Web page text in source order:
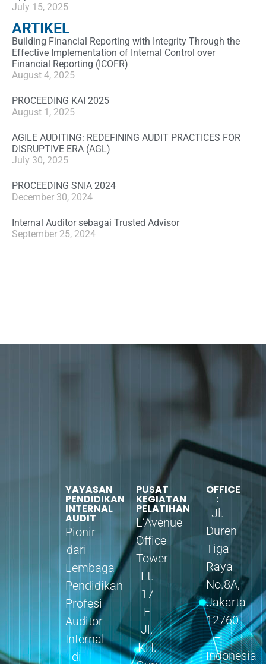
July 15, 2025
ARTIKEL
Building Financial Reporting with Integrity Through the
Effective Implementation of Internal Control over
Financial Reporting (ICOFR)
August 4, 2025
PROCEEDING KAI 2025
August 1, 2025
AGILE AUDITING: REDEFINING AUDIT PRACTICES FOR
DISRUPTIVE ERA (AGL)
July 30, 2025
PROCEEDING SNIA 2024
December 30, 2024
Internal Auditor sebagai Trusted Advisor
September 25, 2024
YAYASAN
PENDIDIKAN
INTERNAL
AUDIT
Pionir
dari
Lembaga
Pendidikan
Profesi
Auditor
Internal
di
PUSAT
KEGIATAN
PELATIHAN
L’Avenue
Office
Tower
Lt.
17
F
Jl.
KH.
OFFICE
:
Jl.
Duren
Tiga
Raya
No.8A,
Jakarta
12760
–
Indonesia